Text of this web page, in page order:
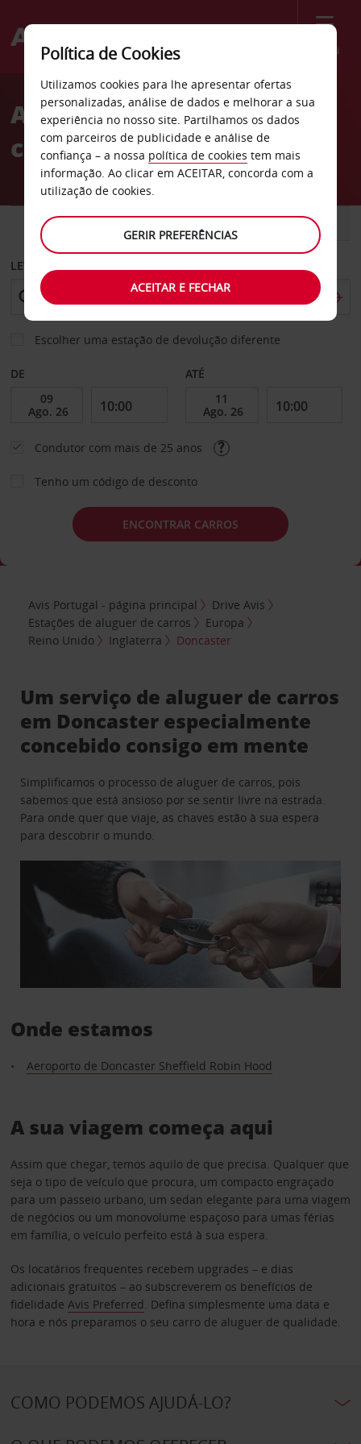
Menu
Welcome
AvisAluguer de
carros Doncaster
CARRO COMERCIAIS
LEVANTAR EM
Escolher uma estação de devolução diferente
DE ATÉ
Condutor com mais de 25 anos
Tenho um código de desconto
ENCONTRAR CARROS
Avis Portugal - página principal
Drive Avis
Estações de aluguer de carros
Europa
Reino Unido
Inglaterra Doncaster
Um serviço de aluguer de carros
em Doncaster especialmente
concebido consigo em mente
Simplificamos o processo de aluguer de carros, pois
sabemos que está ansioso por se sentir livre na estrada.
Para onde quer que viaje, as chaves estão à sua espera
para descobrir o mundo.
Onde estamos
Aeroporto de Doncaster Sheffield Robin Hood
A sua viagem começa aqui
Assim que chegar, temos aquilo de que precisa. Qualquer que
seja o tipo de veículo que procura, um compacto engraçado
para um passeio urbano, um sedan elegante para uma viagem
de negócios ou um monovolume espaçoso para umas férias
em família, o veículo perfeito está à sua espera.
Os locatários frequentes recebem upgrades – e dias
adicionais gratuitos – ao subscreverem os benefícios de
fidelidade Avis Preferred. Defina simplesmente uma data e
hora e nós preparamos o seu carro de aluguer de qualidade.
COMO PODEMOS AJUDÁ-LO?
Política de Cookies
Utilizamos cookies para lhe apresentar ofertas
personalizadas, análise de dados e melhorar a sua
experiência no nosso site. Partilhamos os dados
com parceiros de publicidade e análise de
confiança – a nossa política de cookies tem mais
informação. Ao clicar em ACEITAR, concorda com a
utilização de cookies.
GERIR PREFERÊNCIAS
ACEITAR E FECHAR